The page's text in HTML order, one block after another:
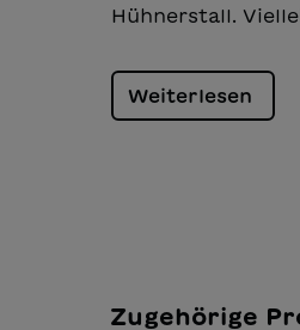
Hühnerstall.
Weiterlesen
Zugehörige